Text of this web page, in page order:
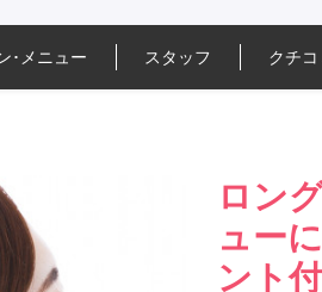
･ メニュー スタッフ クチコ
ロン
ュー
ント